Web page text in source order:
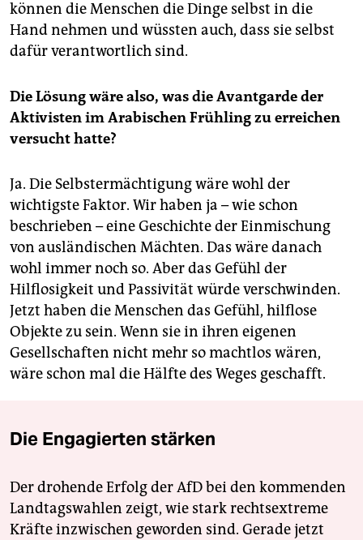
können die Menschen die Dinge selbst in die
Hand nehmen und wüssten auch, dass sie selbst
dafür verantwortlich sind.
Die Lösung wäre also, was die Avantgarde der
Aktivisten im Arabischen Frühling zu erreichen
versucht hatte?
Ja. Die Selbstermächtigung wäre wohl der
wichtigste Faktor. Wir haben ja – wie schon
beschrieben – eine Geschichte der Einmischung
von ausländischen Mächten. Das wäre danach
wohl immer noch so. Aber das Gefühl der
Hilflosigkeit und Passivität würde verschwinden.
Jetzt haben die Menschen das Gefühl, hilflose
Objekte zu sein. Wenn sie in ihren eigenen
Gesellschaften nicht mehr so machtlos wären,
wäre schon mal die Hälfte des Weges geschafft.
Die Engagierten stärken
Der drohende Erfolg der AfD bei den kommenden
Landtagswahlen zeigt, wie stark rechtsextreme
Kräfte inzwischen geworden sind. Gerade jetzt